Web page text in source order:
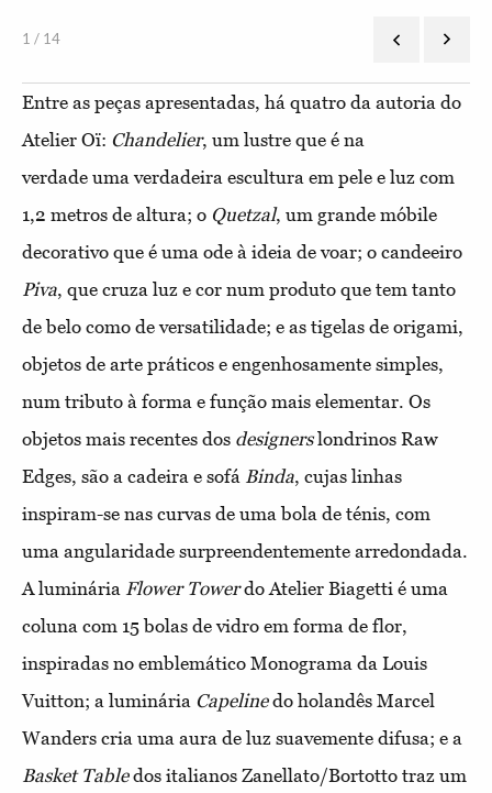
1 / 14
Entre as peças apresentadas, há quatro da autoria do
Atelier Oï: Chandelier, um lustre que é na
verdade uma verdadeira escultura em pele e luz com
1,2 metros de altura; o Quetzal, um grande móbile
decorativo que é uma ode à ideia de voar; o candeeiro
Piva, que cruza luz e cor num produto que tem tanto
de belo como de versatilidade; e as tigelas de origami,
objetos de arte práticos e engenhosamente simples,
num tributo à forma e função mais elementar. Os
objetos mais recentes dos designerslondrinos Raw
Edges, são a cadeira e sofá Binda, cujas linhas
inspiram-se nas curvas de uma bola de ténis, com
uma angularidade surpreendentemente arredondada.
A luminária Flower Towerdo Atelier Biagetti é uma
coluna com 15 bolas de vidro em forma de flor,
inspiradas no emblemático Monograma da Louis
Vuitton; a luminária Capelinedo holandês Marcel
Wanders cria uma aura de luz suavemente difusa; e a
Basket Tabledos italianos Zanellato/Bortotto traz um